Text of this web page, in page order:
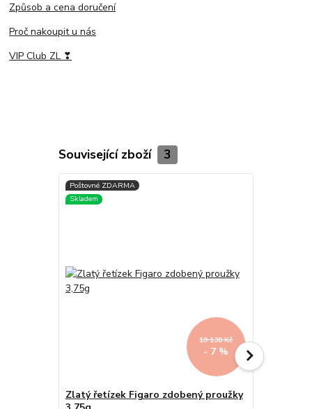
Způsob a cena doručení
Proč nakoupit u nás
VIP Club ZL ❣
Související zboží 3
19 130 Kč
- 7 %
Zlatý řetízek Figaro zdobený proužky